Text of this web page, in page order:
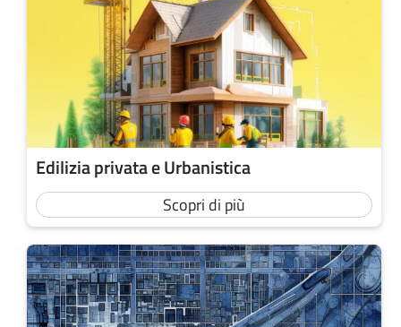
Edilizia privata e Urbanistica
Scopri di più